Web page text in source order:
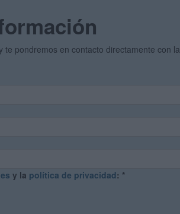
te pondremos en contacto directamente con la
y la política de privacidad: *